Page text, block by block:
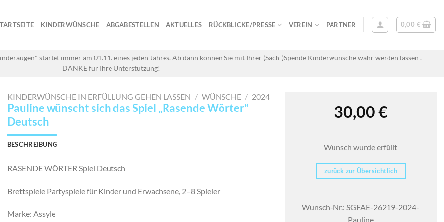
KINDERWÜNSCHE ABGABESTELLEN AKTUELLES RÜCKBLICKE/PRESSE VEREIN PARTNER 0,00 €
startet immer am 01.11. eines jeden Jahres. Ab dann können Sie mit Ihrer (Sach-)Spende Kinderwünsche wahr werden lassen .
DANKE für Ihre Unterstützung!
KINDERWÜNSCHE IN ERFÜLLUNG GEHEN LASSEN / WÜNSCHE / 2024
Pauline wünscht sich das Spiel „Rasende Wörter“
Deutsch
BESCHREIBUNG
RASENDE WÖRTER Spiel Deutsch
Brettspiele Partyspiele für Kinder und Erwachsene, 2–8 Spieler
Marke: Assyle
30,00€
Wunsch wurde erfüllt
zurück zur Übersichtlich
Wunsch-Nr.: SGFAE-26219-2024-
Pauline